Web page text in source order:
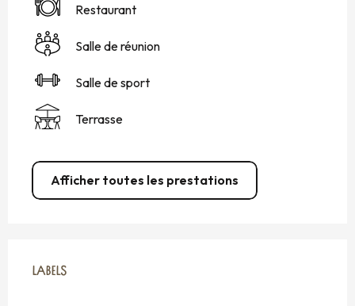
Restaurant
Salle de réunion
Salle de sport
Terrasse
Afficher toutes les prestations
LABELS
LABELS